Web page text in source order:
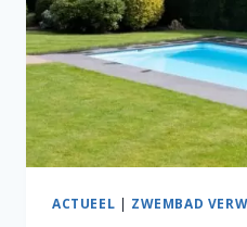
ACTUEEL | ZWEMBAD